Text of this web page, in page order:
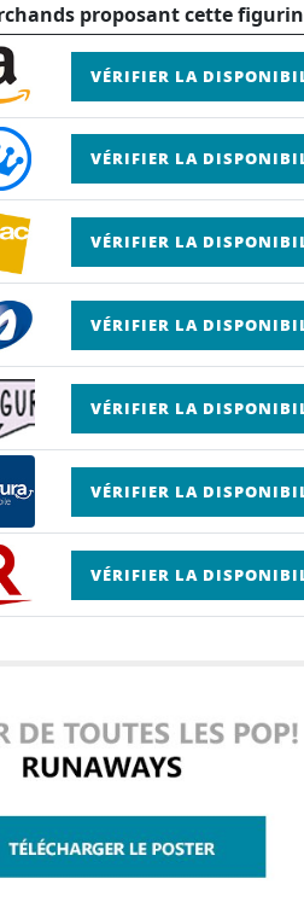
proposant cette
VÉRIFIER LA
VÉRIFIER LA
VÉRIFIER LA
VÉRIFIER LA
VÉRIFIER LA
VÉRIFIER LA
VÉRIFIER LA